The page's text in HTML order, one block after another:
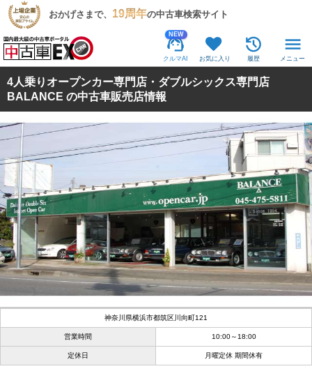
おかげさまで、 19周年の中古車検索サイト
NEW
クルマAI お気に入り 履歴 メニュー
4人乗りオープンカー専門店・ダブルシックス専門店
BALANCE の中古車販売店情報
神奈川県横浜市都筑区川向町121
営業時間 10:00～18:00
定休日 月曜定休 期間休有